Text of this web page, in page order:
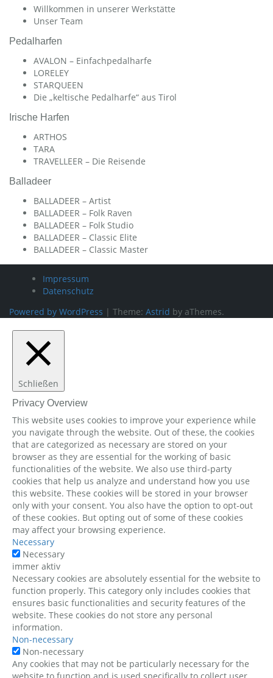
Willkommen in unserer Werkstätte
Unser Team
Pedalharfen
AVALON – Einfachpedalharfe
LORELEY
STARQUEEN
Die „keltische Pedalharfe“ aus Tirol
Irische Harfen
ARTHOS
TARA
TRAVELLEER – Die Reisende
Balladeer
BALLADEER – Artist
BALLADEER – Folk Raven
BALLADEER – Folk Studio
BALLADEER – Classic Elite
BALLADEER – Classic Master
Impressum
Datenschutz
Powered by WordPress | Theme: Astrid by aThemes.
Schließen
Privacy Overview
This website uses cookies to improve your experience while
you navigate through the website. Out of these, the cookies
that are categorized as necessary are stored on your
browser as they are essential for the working of basic
functionalities of the website. We also use third-party
cookies that help us analyze and understand how you use
this website. These cookies will be stored in your browser
only with your consent. You also have the option to opt-out
of these cookies. But opting out of some of these cookies
may affect your browsing experience.
Necessary
Necessary
immer aktiv
Necessary cookies are absolutely essential for the website to
function properly. This category only includes cookies that
ensures basic functionalities and security features of the
website. These cookies do not store any personal
information.
Non-necessary
Non-necessary
Any cookies that may not be particularly necessary for the